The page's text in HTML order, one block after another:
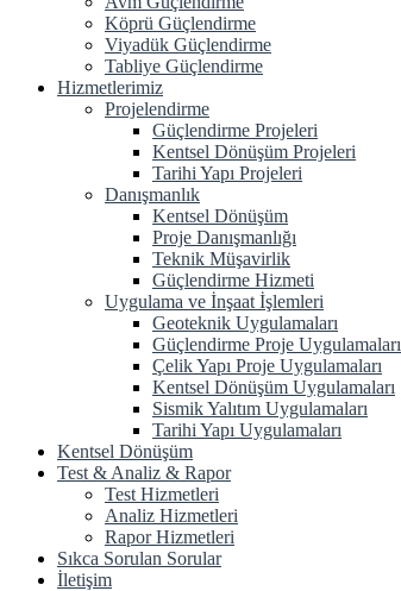
Köprü Güçlendirme
Viyadük Güçlendirme
Tabliye Güçlendirme
Hizmetlerimiz
Projelendirme
Güçlendirme Projeleri
Kentsel Dönüşüm Projeleri
Tarihi Yapı Projeleri
Danışmanlık
Kentsel Dönüşüm
Proje Danışmanlığı
Teknik Müşavirlik
Güçlendirme Hizmeti
Uygulama ve İnşaat İşlemleri
Geoteknik Uygulamaları
Güçlendirme Proje Uygulamaları
Çelik Yapı Proje Uygulamaları
Kentsel Dönüşüm Uygulamaları
Sismik Yalıtım Uygulamaları
Tarihi Yapı Uygulamaları
Kentsel Dönüşüm
Test & Analiz & Rapor
Test Hizmetleri
Analiz Hizmetleri
Rapor Hizmetleri
Sıkca Sorulan Sorular
İletişim